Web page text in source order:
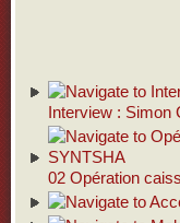
Interview : Simon
02 Opération